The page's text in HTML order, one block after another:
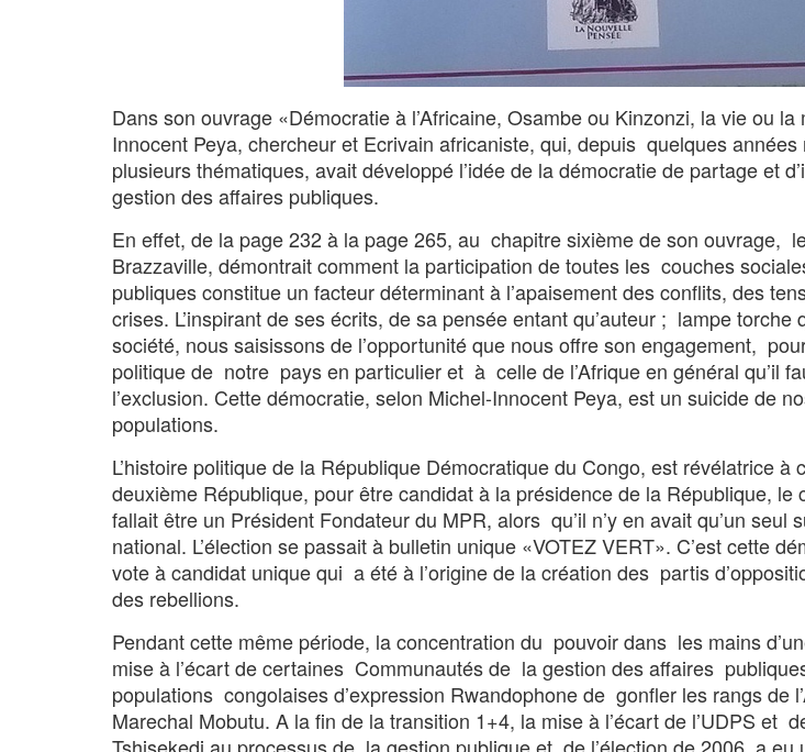
Dans son ouvrage «Démocratie à l’Africaine, Osambe ou Kinzonzi, la vie ou
Innocent Peya, chercheur et Ecrivain africaniste, qui, depuis quelques
plusieurs thématiques, avait développé l’idée de la démocratie de partage et
gestion des affaires publiques.
En effet, de la page 232 à la page 265, au chapitre sixième de son ouvrage,
Brazzaville, démontrait comment la participation de toutes les couches
publiques constitue un facteur déterminant à l’apaisement des conflits, des
crises. L’inspirant de ses écrits, de sa pensée entant qu’auteur ; lampe
société, nous saisissons de l’opportunité que nous offre son engagement,
politique de notre pays en particulier et à celle de l’Afrique en général qu’il
l’exclusion. Cette démocratie, selon Michel-Innocent Peya, est un suicide de
populations.
L’histoire politique de la République Démocratique du Congo, est révélatrice à
deuxième République, pour être candidat à la présidence de la République, le
fallait être un Président Fondateur du MPR, alors qu’il n’y en avait qu’un seul
national. L’élection se passait à bulletin unique «VOTEZ VERT». C’est cette
vote à candidat unique qui a été à l’origine de la création des partis
des rebellions.
Pendant cette même période, la concentration du pouvoir dans les mains
mise à l’écart de certaines Communautés de la gestion des affaires
populations congolaises d’expression Rwandophone de gonfler les rangs de
Marechal Mobutu. A la fin de la transition 1+4, la mise à l’écart de l’UDPS et